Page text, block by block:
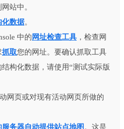
站中。
化数据。
中的 网址检查工具 ，检查网
抓取您的网址。要确认抓取工具
构化数据，请使用“测试实际版
网页或对现有活动网页所做的
务器自动提供站点地图 。这是